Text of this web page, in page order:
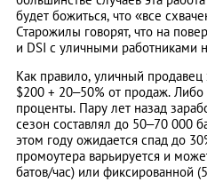
будет божиться, что «все
Старожилы говорят, что на
и DSI с уличными работниками
Как правило, уличный продавец
$200 + 20–50% от продаж. Либо
проценты. Пару лет назад
сезон составлял до 50–70 000
этом году ожидается спад до
промоутера варьируется и
батов/час) или фиксированной